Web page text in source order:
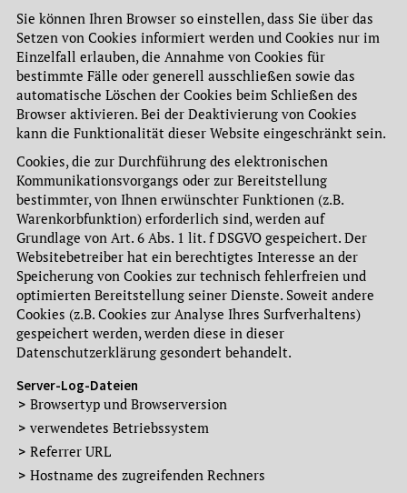
Sie können Ihren Browser so einstellen, dass Sie über das
Setzen von Cookies informiert werden und Cookies nur im
Einzelfall erlauben, die Annahme von Cookies für
bestimmte Fälle oder generell ausschließen sowie das
automatische Löschen der Cookies beim Schließen des
Browser aktivieren. Bei der Deaktivierung von Cookies
kann die Funktionalität dieser Website eingeschränkt sein.
Cookies, die zur Durchführung des elektronischen
Kommunikationsvorgangs oder zur Bereitstellung
bestimmter, von Ihnen erwünschter Funktionen (z.B.
Warenkorbfunktion) erforderlich sind, werden auf
Grundlage von Art. 6 Abs. 1 lit. f DSGVO gespeichert. Der
Websitebetreiber hat ein berechtigtes Interesse an der
Speicherung von Cookies zur technisch fehlerfreien und
optimierten Bereitstellung seiner Dienste. Soweit andere
Cookies (z.B. Cookies zur Analyse Ihres Surfverhaltens)
gespeichert werden, werden diese in dieser
Datenschutzerklärung gesondert behandelt.
Server-Log-Dateien
Browsertyp und Browserversion
verwendetes Betriebssystem
Referrer URL
Hostname des zugreifenden Rechners